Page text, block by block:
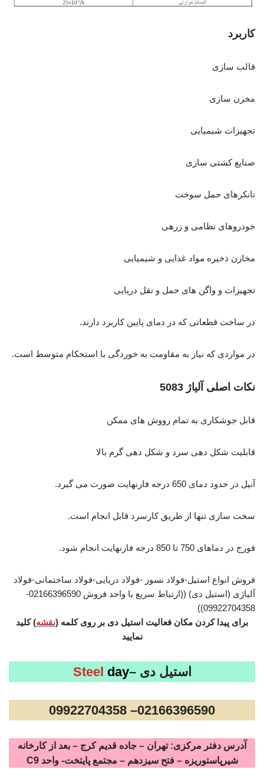
کاربرد
قالب سازی
مخزن سازی
تجهیزات شیمیایی
صنایع کشتی سازی
تانکرهای حمل سوخت
خودروهای نظامی و زرهی
مخازن ذخیره مواد غذایی و شیمیایی
تجهیزات و واگن های حمل و نقل دریایی
در ساخت قطعاتی که در دمای پایین کاربرد دارند.
در مواردی که نیاز به مقاومت به خوردگی با استحکام متوسط است.
نکات اصلی آلیاژ 5083
قابل جوشکاری به تمام رووش های ممکن
قابلیت شکل دهی سرد و شکل دهی گرم بالا
آنیل در حدود دمای 650 درجه فارنهایت صورت می گیرد.
سخت سازی تنها از طریق کارسرد قابل انجام است.
فورج در دماهای 750 تا 850 درجه فارنهایت انجام شود.
فروش انواع استیل-فولاد نسوز -فولاد دریایی-فولاد ساختمانی-فولاد
آلیاژی (استیل دی) ((ارتباط سریع با واحد فروش 02166396590-
09922704358))
برای پیدا کردن مکان فعالیت استیل دی بر روی کلمه (نقشه) کلید
نمایید
استیل دی – Steel day
02166396590– 09922704358
آدرس دفتر مرکزی: تهران – جاده قدیم کرج – بعد از کارخانه
شیرپاستوریزه – فتح سیزدهم – مجتمع پایتخت- واحد C9